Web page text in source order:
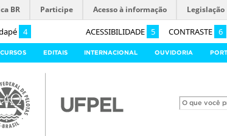
4 ACESSIBILIDADE 5 CONTRASTE 6
BR Participe Acesso à informação Legislação
EDITAIS INTERNACIONAL OUVIDORIA